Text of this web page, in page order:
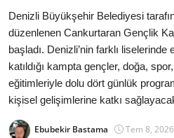
Valilikler
Gallery
Bakanlıklar
Denizli Büyükşehir Belediyesi
düzenlenen Cankurtaran Gençlik
başladı. Denizli’nin farklı
katıldığı kampta gençler, doğa,
eğitimleriyle dolu dört günlük
kişisel gelişimlerine katkı
Ebubekir Bastama Tem 8,